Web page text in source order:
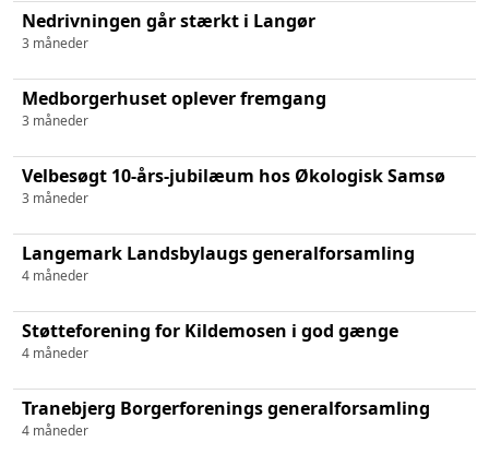
Nedrivningen går stærkt i Langør
3 måneder
Medborgerhuset oplever fremgang
3 måneder
Velbesøgt 10-års-jubilæum hos Økologisk Samsø
3 måneder
Langemark Landsbylaugs generalforsamling
4 måneder
Støtteforening for Kildemosen i god gænge
4 måneder
Tranebjerg Borgerforenings generalforsamling
4 måneder